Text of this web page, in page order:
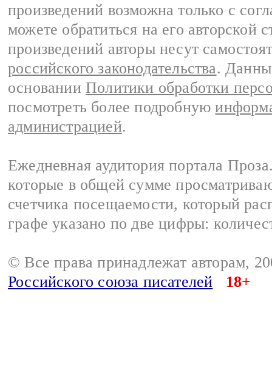
произведений возможна только с
можете обратиться на его авторской
произведений авторы несут
российского законодательства.
основании Политики обработки
посмотреть более подробную
администрацией.
Ежедневная аудитория портала
которые в общей сумме
счетчика посещаемости, который
графе указано по две цифры:
© Все права принадлежат авторам,
Российского союза писателей
18+